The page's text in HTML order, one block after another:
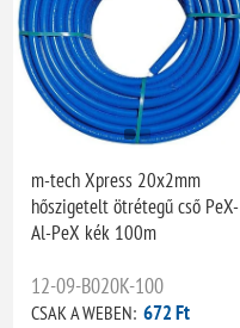
m-tech Xpress 20x2mm
hőszigetelt ötrétegű cső PeX-
Al-PeX kék 100m
12-09-B020K-100
CSAK A WEBEN: 672 Ft